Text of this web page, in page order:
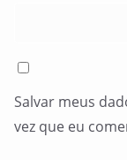
Salvar meus
vez que eu